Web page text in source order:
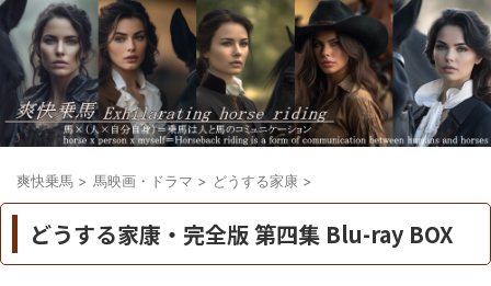
爽快乗馬 > 馬映画・ドラマ > どうする家康 >
どうする家康・完全版 第四集 Blu-ray BOX